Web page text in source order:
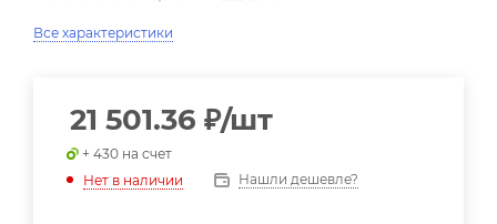
Все характеристики
21 501.36 ₽/шт
+ 430 на счет
Нет в наличии
Нашли дешевле?